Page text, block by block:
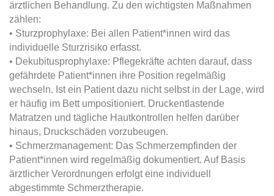
ärztlichen Behandlung. Zu den wichtigsten Maßnahmen
zählen:
• Sturzprophylaxe: Bei allen Patient*innen wird das
individuelle Sturzrisiko erfasst.
• Dekubitusprophylaxe: Pflegekräfte achten darauf, dass
gefährdete Patient*innen ihre Position regelmäßig
wechseln. Ist ein Patient dazu nicht selbst in der Lage, wird
er häufig im Bett umpositioniert. Druckentlastende
Matratzen und tägliche Hautkontrollen helfen darüber
hinaus, Druckschäden vorzubeugen.
• Schmerzmanagement: Das Schmerzempfinden der
Patient*innen wird regelmäßig dokumentiert. Auf Basis
ärztlicher Verordnungen erfolgt eine individuell
abgestimmte Schmerztherapie.